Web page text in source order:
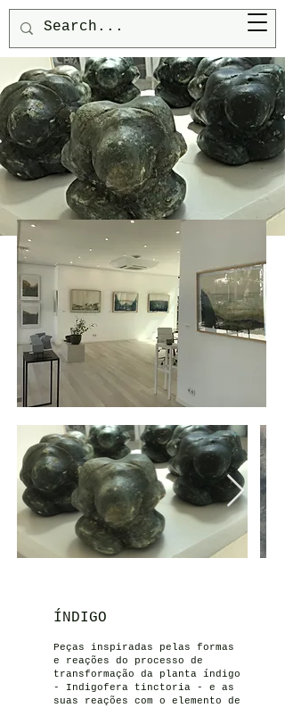
Ortiz de la Torre
ÍNDIGO
Peças inspiradas pelas formas
e reações do processo de
transformação da planta índigo
- Indigofera tinctoria - e as
suas reações com o elemento de